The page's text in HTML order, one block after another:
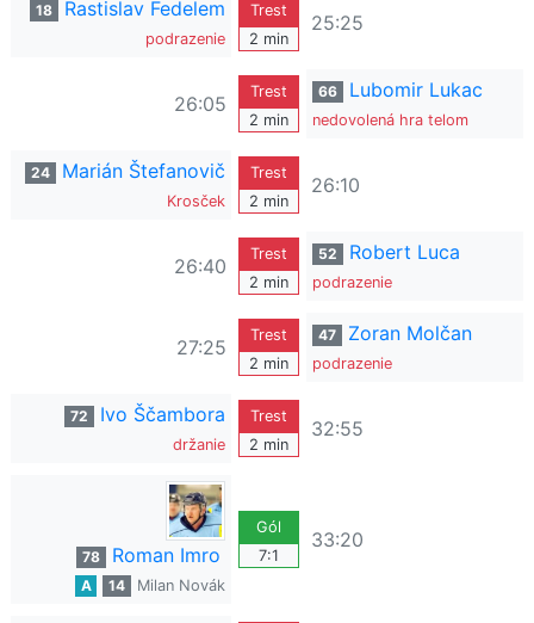
18 Rastislav Fedelem
podrazenie
Trest
2 min
25:25
26:05
Trest
2 min
66 Lubomir Lukac
nedovolená hra telom
24 Marián Štefanovič
Krosček
Trest
2 min
26:10
26:40
Trest
2 min
52 Robert Luca
podrazenie
27:25
Trest
2 min
47 Zoran Molčan
podrazenie
72 Ivo Ščambora
držanie
Trest
2 min
32:55
78 Roman Imro
A 14 Milan Novák
Gól
7:1
33:20